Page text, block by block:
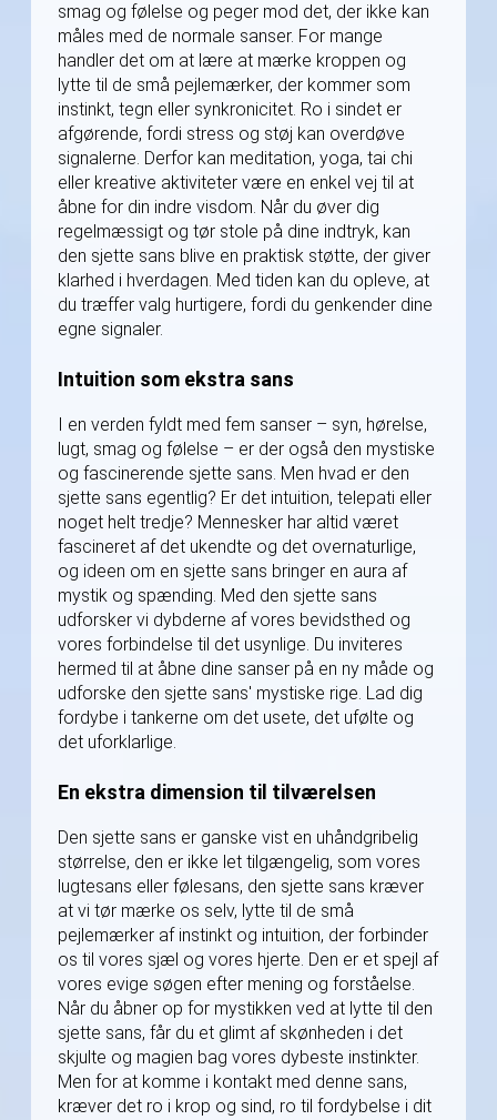
smag og følelse og peger mod det, der ikke kan
måles med de normale sanser. For mange
handler det om at lære at mærke kroppen og
lytte til de små pejlemærker, der kommer som
instinkt, tegn eller synkronicitet. Ro i sindet er
afgørende, fordi stress og støj kan overdøve
signalerne. Derfor kan meditation, yoga, tai chi
eller kreative aktiviteter være en enkel vej til at
åbne for din indre visdom. Når du øver dig
regelmæssigt og tør stole på dine indtryk, kan
den sjette sans blive en praktisk støtte, der giver
klarhed i hverdagen. Med tiden kan du opleve, at
du træffer valg hurtigere, fordi du genkender dine
egne signaler.
Intuition som ekstra sans
I en verden fyldt med fem sanser – syn, hørelse,
lugt, smag og følelse – er der også den mystiske
og fascinerende sjette sans. Men hvad er den
sjette sans egentlig? Er det intuition, telepati eller
noget helt tredje? Mennesker har altid været
fascineret af det ukendte og det overnaturlige,
og ideen om en sjette sans bringer en aura af
mystik og spænding. Med den sjette sans
udforsker vi dybderne af vores bevidsthed og
vores forbindelse til det usynlige. Du inviteres
hermed til at åbne dine sanser på en ny måde og
udforske den sjette sans' mystiske rige. Lad dig
fordybe i tankerne om det usete, det ufølte og
det uforklarlige.
En ekstra dimension til tilværelsen
Den sjette sans er ganske vist en uhåndgribelig
størrelse, den er ikke let tilgængelig, som vores
lugtesans eller følesans, den sjette sans kræver
at vi tør mærke os selv, lytte til de små
pejlemærker af instinkt og intuition, der forbinder
os til vores sjæl og vores hjerte. Den er et spejl af
vores evige søgen efter mening og forståelse.
Når du åbner op for mystikken ved at lytte til den
sjette sans, får du et glimt af skønheden i det
skjulte og magien bag vores dybeste instinkter.
Men for at komme i kontakt med denne sans,
kræver det ro i krop og sind, ro til fordybelse i dit